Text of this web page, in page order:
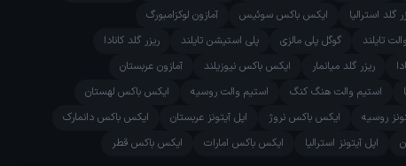
گلد استرالیا ایکس باکس سوئیس
آمازون لوکزامبورگ
تایلند گوگل پلی مالزی پلی استیشن تایلند
ریزر گلد کانادا
ریزر گلد میانمار ایکس باکس نیوزیلند
آمازون عربستان
استیم والت هنگ کنگ استیم والت روسیه
ایکس باکس لهستان
روسیه ایکس باکس نروژ اپل آیتونز عربستان
ایکس باکس دانمارک
اپل آیتونز استرالیا ایکس باکس امارات
ایکس باکس قطر